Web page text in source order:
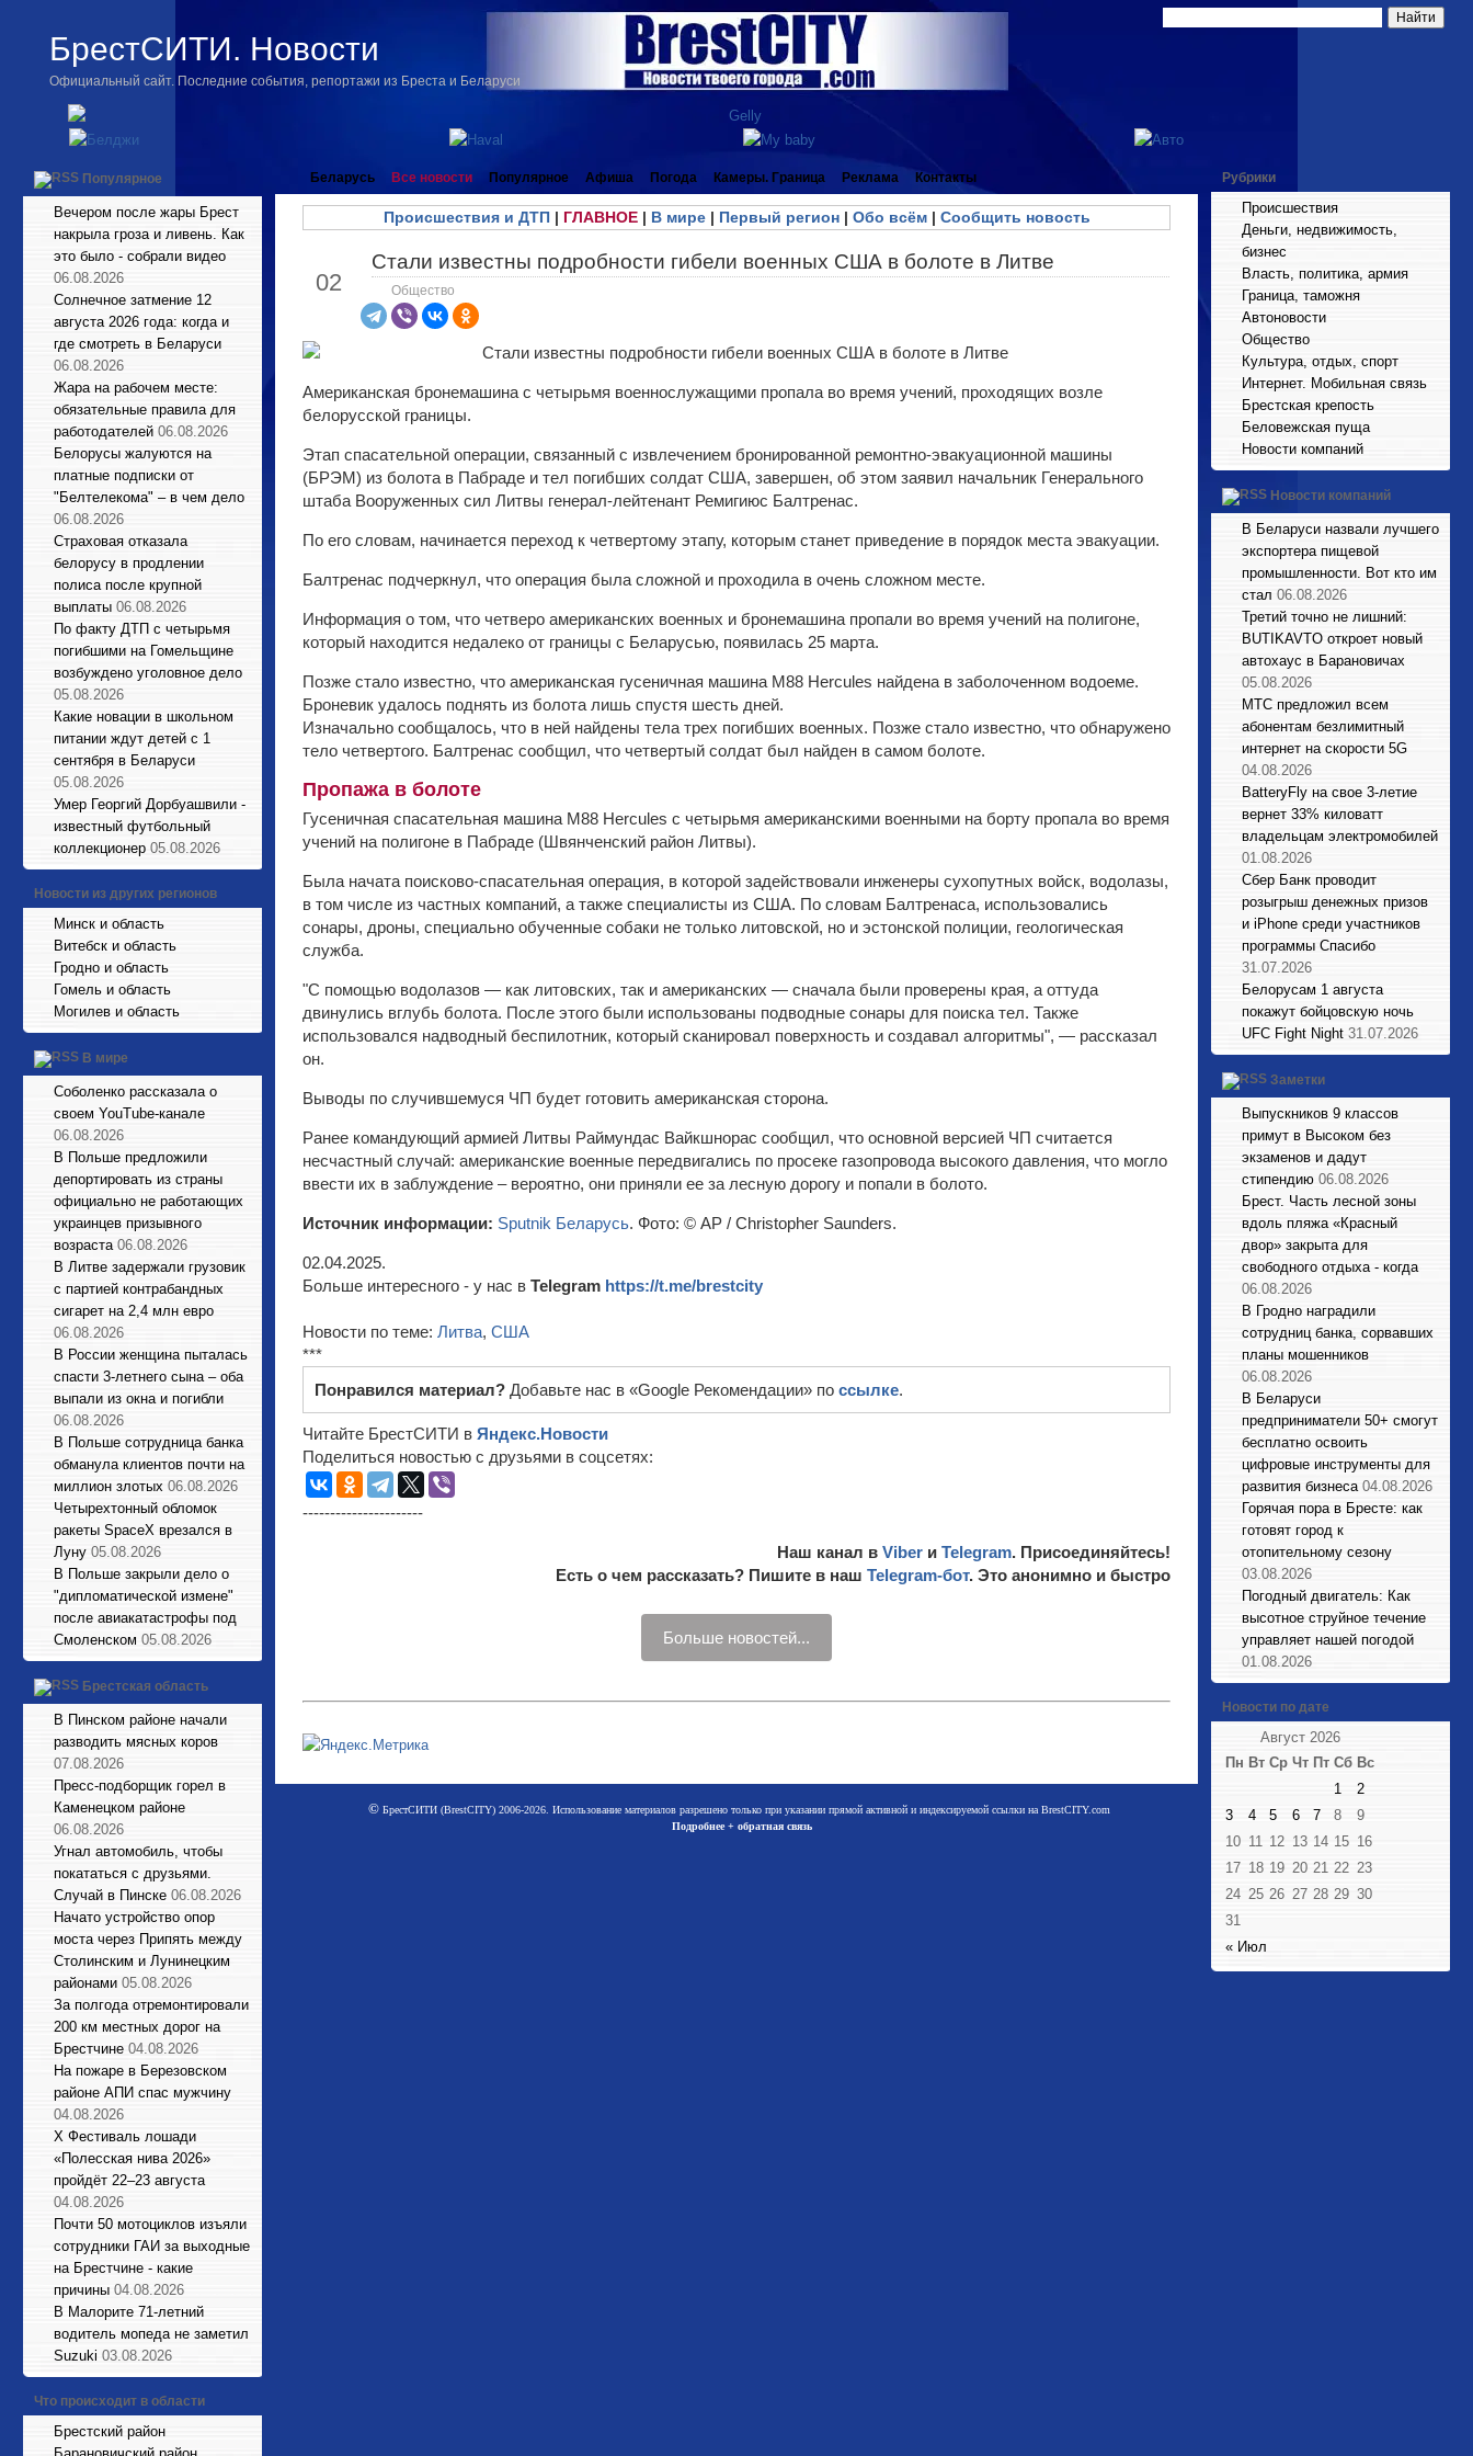
БрестСИТИ. Новости
Официальный сайт. Последние события, репортажи из Бреста и Беларуси
Популярное
Вечером после жары Брест
накрыла гроза и ливень. Как
это было - собрали видео
06.08.2026
Солнечное затмение 12
августа 2026 года: когда и
где смотреть в Беларуси
06.08.2026
Жара на рабочем месте:
обязательные правила для
работодателей 06.08.2026
Белорусы жалуются на
платные подписки от
"Белтелекома" – в чем дело
06.08.2026
Страховая отказала
белорусу в продлении
полиса после крупной
выплаты 06.08.2026
По факту ДТП с четырьмя
погибшими на Гомельщине
возбуждено уголовное дело
05.08.2026
Какие новации в школьном
питании ждут детей с 1
сентября в Беларуси
05.08.2026
Умер Георгий Дорбуашвили -
известный футбольный
коллекционер 05.08.2026
Новости из других регионов
Минск и область
Витебск и область
Гродно и область
Гомель и область
Могилев и область
В мире
Соболенко рассказала о
своем YouTube-канале
06.08.2026
В Польше предложили
депортировать из страны
официально не работающих
украинцев призывного
возраста 06.08.2026
В Литве задержали грузовик
с партией контрабандных
сигарет на 2,4 млн евро
06.08.2026
В России женщина пыталась
спасти 3-летнего сына – оба
выпали из окна и погибли
06.08.2026
В Польше сотрудница банка
обманула клиентов почти на
миллион злотых 06.08.2026
Четырехтонный обломок
ракеты SpaceX врезался в
Луну 05.08.2026
В Польше закрыли дело о
"дипломатической измене"
после авиакатастрофы под
Смоленском 05.08.2026
Брестская область
В Пинском районе начали
разводить мясных коров
07.08.2026
Пресс-подборщик горел в
Каменецком районе
06.08.2026
Угнал автомобиль, чтобы
покататься с друзьями.
Случай в Пинске 06.08.2026
Начато устройство опор
моста через Припять между
Столинским и Лунинецким
районами 05.08.2026
За полгода отремонтировали
200 км местных дорог на
Брестчине 04.08.2026
На пожаре в Березовском
районе АПИ спас мужчину
04.08.2026
X Фестиваль лошади
«Полесская нива 2026»
пройдёт 22–23 августа
04.08.2026
Почти 50 мотоциклов изъяли
сотрудники ГАИ за выходные
на Брестчине - какие
причины 04.08.2026
В Малорите 71-летний
водитель мопеда не заметил
Suzuki 03.08.2026
Что происходит в области
Брестский район
Беларусь Все новости Популярное Афиша Погода Камеры. Граница Реклама Контакты
Происшествия и ДТП| ГЛАВНОЕ| В мире| Первый регион| Обо всём| Сообщить новость
02
Стали известны подробности гибели военных США в болоте в Литве
Общество
Американская бронемашина с четырьмя военнослужащими пропала во время учений, проходящих возле
белорусской границы.
Этап спасательной операции, связанный с извлечением бронированной ремонтно-эвакуационной машины
(БРЭМ) из болота в Пабраде и тел погибших солдат США, завершен, об этом заявил начальник Генерального
штаба Вооруженных сил Литвы генерал-лейтенант Ремигиюс Балтренас.
По его словам, начинается переход к четвертому этапу, которым станет приведение в порядок места эвакуации.
Балтренас подчеркнул, что операция была сложной и проходила в очень сложном месте.
Информация о том, что четверо американских военных и бронемашина пропали во время учений на полигоне,
который находится недалеко от границы с Беларусью, появилась 25 марта.
Позже стало известно, что американская гусеничная машина М88 Hercules найдена в заболоченном водоеме.
Броневик удалось поднять из болота лишь спустя шесть дней.
Изначально сообщалось, что в ней найдены тела трех погибших военных. Позже стало известно, что обнаружено
тело четвертого. Балтренас сообщил, что четвертый солдат был найден в самом болоте.
Пропажа в болоте
Гусеничная спасательная машина M88 Hercules с четырьмя американскими военными на борту пропала во время
учений на полигоне в Пабраде (Швянченский район Литвы).
Была начата поисково-спасательная операция, в которой задействовали инженеры сухопутных войск, водолазы,
в том числе из частных компаний, а также специалисты из США. По словам Балтренаса, использовались
сонары, дроны, специально обученные собаки не только литовской, но и эстонской полиции, геологическая
служба.
"С помощью водолазов — как литовских, так и американских — сначала были проверены края, а оттуда
двинулись вглубь болота. После этого были использованы подводные сонары для поиска тел. Также
использовался надводный беспилотник, который сканировал поверхность и создавал алгоритмы", — рассказал
он.
Выводы по случившемуся ЧП будет готовить американская сторона.
Ранее командующий армией Литвы Раймундас Вайкшнорас сообщил, что основной версией ЧП считается
несчастный случай: американские военные передвигались по просеке газопровода высокого давления, что могло
ввести их в заблуждение – вероятно, они приняли ее за лесную дорогу и попали в болото.
Источник информации: Sputnik Беларусь. Фото: © AP / Christopher Saunders.
02.04.2025.
Больше интересного - у нас в Telegram https://t.me/brestcity
Новости по теме: Литва, США
***
Понравился материал? Добавьте нас в «Google Рекомендации» по ссылке.
Читайте БрестСИТИ в Яндекс.Новости
Поделиться новостью с друзьями в соцсетях:
----------------------
Наш канал в Viber и Telegram. Присоединяйтесь!
Есть о чем рассказать? Пишите в наш Telegram-бот. Это анонимно и быстро
Больше новостей...
©БрестСИТИ (BrestCITY) 2006-2026. Использование материалов разрешено только при указании прямой активной и индексируемой ссылки на BrestCITY.com
Подробнее + обратная связь
Рубрики
Происшествия
Деньги, недвижимость,
бизнес
Власть, политика, армия
Граница, таможня
Автоновости
Общество
Культура, отдых, спорт
Интернет. Мобильная связь
Брестская крепость
Беловежская пуща
Новости компаний
Новости компаний
В Беларуси назвали лучшего
экспортера пищевой
промышленности. Вот кто им
стал 06.08.2026
Третий точно не лишний:
BUTIKAVTO откроет новый
автохаус в Барановичах
05.08.2026
МТС предложил всем
абонентам безлимитный
интернет на скорости 5G
04.08.2026
BatteryFly на свое 3-летие
вернет 33% киловатт
владельцам электромобилей
01.08.2026
Сбер Банк проводит
розыгрыш денежных призов
и iPhone среди участников
программы Спасибо
31.07.2026
Белорусам 1 августа
покажут бойцовскую ночь
UFC Fight Night 31.07.2026
Заметки
Выпускников 9 классов
примут в Высоком без
экзаменов и дадут
стипендию 06.08.2026
Брест. Часть лесной зоны
вдоль пляжа «Красный
двор» закрыта для
свободного отдыха - когда
06.08.2026
В Гродно наградили
сотрудниц банка, сорвавших
планы мошенников
06.08.2026
В Беларуси
предприниматели 50+ смогут
бесплатно освоить
цифровые инструменты для
развития бизнеса 04.08.2026
Горячая пора в Бресте: как
готовят город к
отопительному сезону
03.08.2026
Погодный двигатель: Как
высотное струйное течение
управляет нашей погодой
01.08.2026
Новости по дате
Август 2026
Пн Вт Ср Чт Пт Сб Вс
« Июл
1
2
3
4 5 6 7 8
9
10 11 12 13 14 15 16
17 18 19 20 21 22 23
24 25 26 27 28 29 30
31